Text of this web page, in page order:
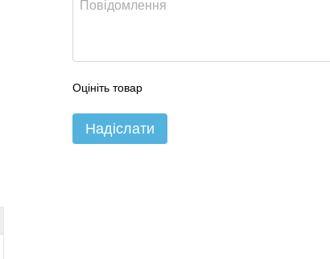
Оцініть товар
Надіслати